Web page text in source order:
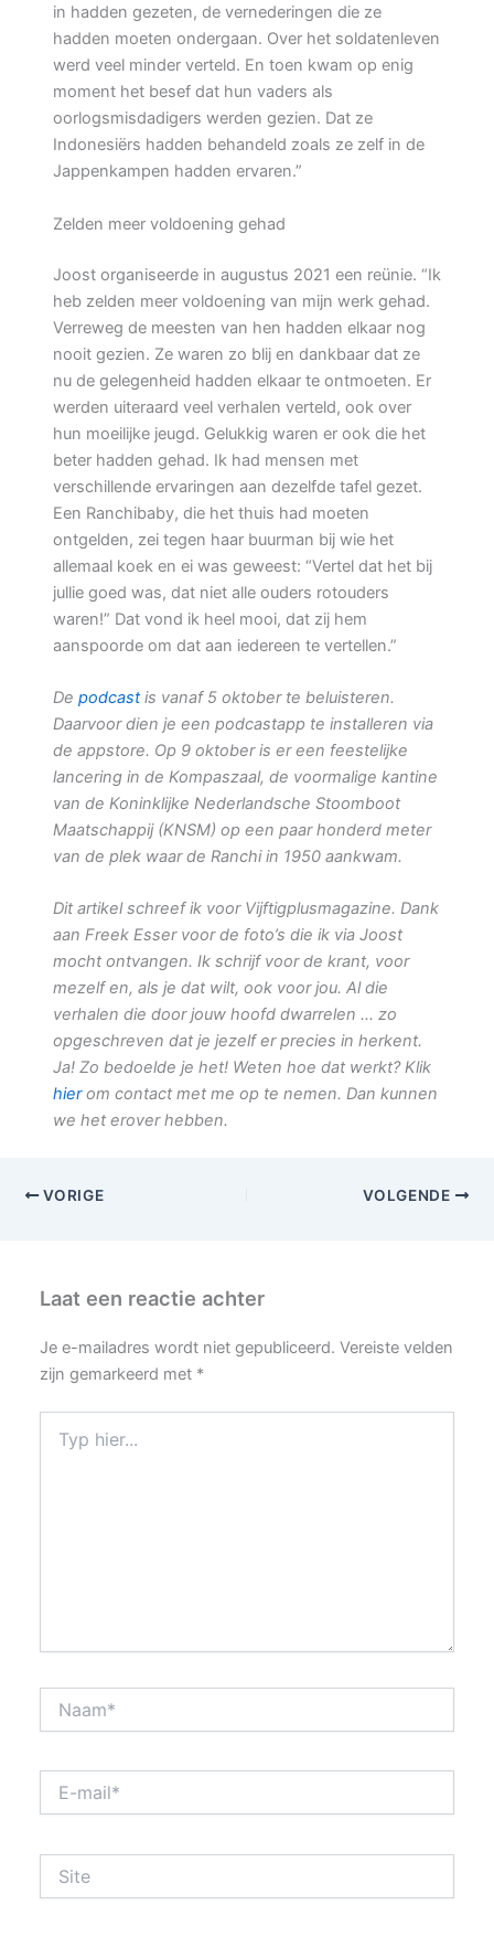
in hadden gezeten, de vernederingen die ze
hadden moeten ondergaan. Over het soldatenleven
werd veel minder verteld. En toen kwam op enig
moment het besef dat hun vaders als
oorlogsmisdadigers werden gezien. Dat ze
Indonesiërs hadden behandeld zoals ze zelf in de
Jappenkampen hadden ervaren.”
Zelden meer voldoening gehad
Joost organiseerde in augustus 2021 een reünie. “Ik
heb zelden meer voldoening van mijn werk gehad.
Verreweg de meesten van hen hadden elkaar nog
nooit gezien. Ze waren zo blij en dankbaar dat ze
nu de gelegenheid hadden elkaar te ontmoeten. Er
werden uiteraard veel verhalen verteld, ook over
hun moeilijke jeugd. Gelukkig waren er ook die het
beter hadden gehad. Ik had mensen met
verschillende ervaringen aan dezelfde tafel gezet.
Een Ranchibaby, die het thuis had moeten
ontgelden, zei tegen haar buurman bij wie het
allemaal koek en ei was geweest: “Vertel dat het bij
jullie goed was, dat niet alle ouders rotouders
waren!” Dat vond ik heel mooi, dat zij hem
aanspoorde om dat aan iedereen te vertellen.”
De podcastis vanaf 5 oktober te beluisteren.
Daarvoor dien je een podcastapp te installeren via
de appstore. Op 9 oktober is er een feestelijke
lancering in de Kompaszaal, de voormalige kantine
van de Koninklijke Nederlandsche Stoomboot
Maatschappij (KNSM) op een paar honderd meter
van de plek waar de Ranchi in 1950 aankwam.
Dit artikel schreef ik voor Vijftigplusmagazine. Dank
aan Freek Esser voor de foto’s die ik via Joost
mocht ontvangen. Ik schrijf voor de krant, voor
mezelf en, als je dat wilt, ook voor jou. Al die
verhalen die door jouw hoofd dwarrelen … zo
opgeschreven dat je jezelf er precies in herkent.
Ja! Zo bedoelde je het! Weten hoe dat werkt? Klik
hierom contact met me op te nemen. Dan kunnen
we het erover hebben.
VORIGE VOLGENDE
Laat een reactie achter
Je e-mailadres wordt niet gepubliceerd. Vereiste velden
zijn gemarkeerd met *
hier...
mail*